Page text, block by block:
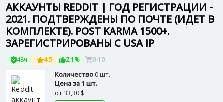
АККАУНТЫ REDDIT | ГОД РЕГИСТРАЦИИ -
2021. ПОДТВЕРЖДЕНЫ ПО ПОЧТЕ (ИДЕТ В
КОМПЛЕКТЕ). POST KARMA 1500+.
ЗАРЕГИСТРИРОВАНЫ С USA IP
48ч 4.5 2.1% 0-10
Количество0 шт.
Цена за 1 шт.
от33,30 $